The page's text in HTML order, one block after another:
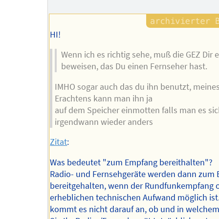
Autors
HI!
Wenn ich es richtig sehe, muß die GEZ Dir
beweisen, das Du einen Fernseher hast.
IMHO sogar auch das du ihn benutzt,
Erachtens kann man ihn ja
auf dem Speicher einmotten falls man es
irgendwann wieder anders
Zitat:
Was bedeutet "zum Empfang bereithalten"?
Radio- und Fernsehgeräte werden dann zum
bereitgehalten, wenn der Rundfunkempfang
erheblichen technischen Aufwand möglich
kommt es nicht darauf an, ob und in